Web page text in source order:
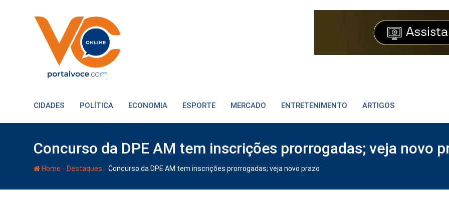
CIDADES POLÍTICA ECONOMIA ESPORTE MERCADO ENTRETENIMENTO ARTIGOS
Concurso da DPE AM tem inscrições prorrogadas; veja novo
Home - Destaques - Concurso da DPE AM tem inscrições prorrogadas; veja novo prazo